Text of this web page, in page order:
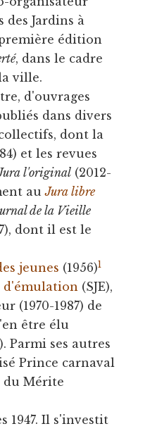
des Jardins à
édition
, dans le cadre
ville.
d'ouvrages
dans divers
dont la
et les revues
l'original(2012-
auJura libre
de la Vieille
dont il est le
jeunes (1956)1
d'émulation (SJE),
(1970-1987) de
être élu
Parmi ses autres
Prince carnaval
du Mérite
1947. Il s'investit